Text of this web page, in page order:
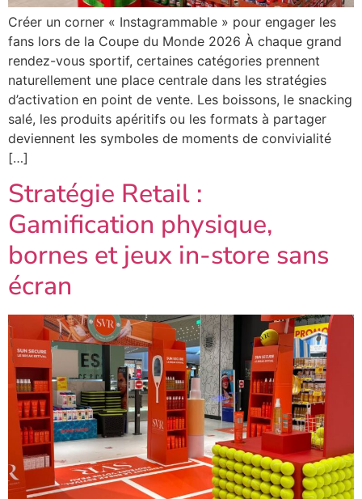
Créer un corner « Instagrammable » pour engager les
fans lors de la Coupe du Monde 2026 À chaque grand
rendez-vous sportif, certaines catégories prennent
naturellement une place centrale dans les stratégies
d’activation en point de vente. Les boissons, le snacking
salé, les produits apéritifs ou les formats à partager
deviennent les symboles de moments de convivialité
[…]
Stratégie Retail :
Gamification physique,
bornes et jeux in-store sans
écran